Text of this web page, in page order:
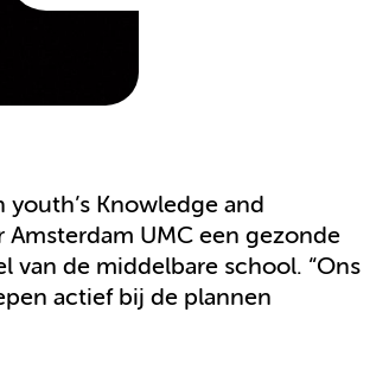
youth’s Knowledge and
UMC een gezonde
van de middelbare school. “Ons
actief bij de plannen